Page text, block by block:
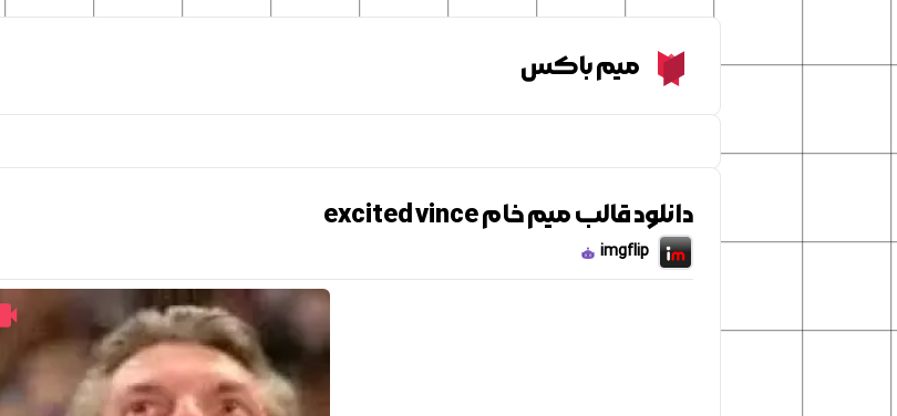
Meme Boxمیم باکس
دانلود قالب میم خام excited vince
imgflip